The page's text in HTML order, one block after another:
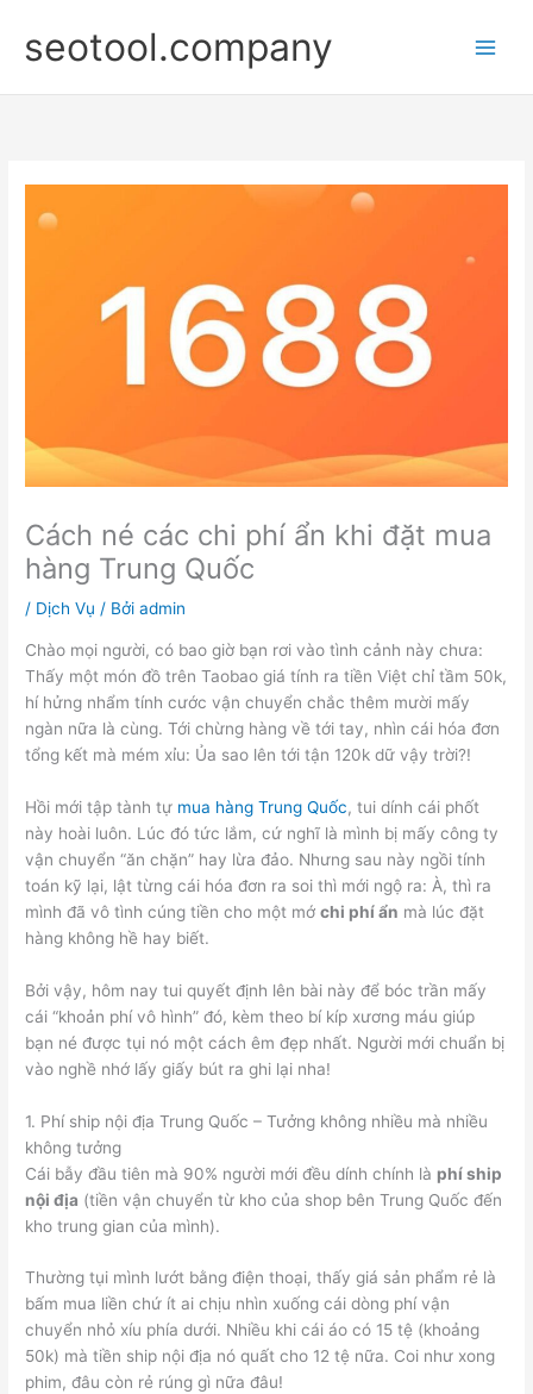
dung
seotool.company
Cách né các chi phí ẩn khi đặt mua
hàng Trung Quốc
/ Dịch Vụ / Bởiadmin
Chào mọi người, có bao giờ bạn rơi vào tình cảnh này chưa:
Thấy một món đồ trên Taobao giá tính ra tiền Việt chỉ tầm 50k,
hí hửng nhẩm tính cước vận chuyển chắc thêm mười mấy
ngàn nữa là cùng. Tới chừng hàng về tới tay, nhìn cái hóa đơn
tổng kết mà mém xỉu: Ủa sao lên tới tận 120k dữ vậy trời?!
Hồi mới tập tành tự mua hàng Trung Quốc, tui dính cái phốt
này hoài luôn. Lúc đó tức lắm, cứ nghĩ là mình bị mấy công ty
vận chuyển “ăn chặn” hay lừa đảo. Nhưng sau này ngồi tính
toán kỹ lại, lật từng cái hóa đơn ra soi thì mới ngộ ra: À, thì ra
mình đã vô tình cúng tiền cho một mớchi phí ẩn mà lúc đặt
hàng không hề hay biết.
Bởi vậy, hôm nay tui quyết định lên bài này để bóc trần mấy
cái “khoản phí vô hình” đó, kèm theo bí kíp xương máu giúp
bạn né được tụi nó một cách êm đẹp nhất. Người mới chuẩn bị
vào nghề nhớ lấy giấy bút ra ghi lại nha!
1. Phí ship nội địa Trung Quốc – Tưởng không nhiều mà nhiều
không tưởng
Cái bẫy đầu tiên mà 90% người mới đều dính chính là phí ship
nội địa (tiền vận chuyển từ kho của shop bên Trung Quốc đến
kho trung gian của mình).
Thường tụi mình lướt bằng điện thoại, thấy giá sản phẩm rẻ là
bấm mua liền chứ ít ai chịu nhìn xuống cái dòng phí vận
chuyển nhỏ xíu phía dưới. Nhiều khi cái áo có 15 tệ (khoảng
50k) mà tiền ship nội địa nó quất cho 12 tệ nữa. Coi như xong
phim, đâu còn rẻ rúng gì nữa đâu!